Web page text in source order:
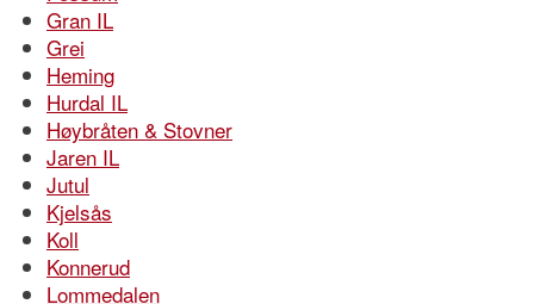
Gran IL
Grei
Heming
Hurdal IL
Høybråten & Stovner
Jaren IL
Jutul
Kjelsås
Koll
Konnerud
Lommedalen